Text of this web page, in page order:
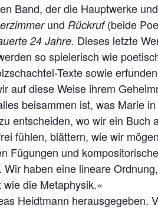
Band, der die Hauptwerke
und Rückruf(beide
24 Jahre. Dieses letzte
so spielerisch wie
Texte sowie
auf diese Weise ihrem
beisammen ist, was Marie
entscheiden, wo wir ein
fühlen, blättern, wie wir
Fügungen und
haben eine lineare
die Metaphysik.«
Heidtmann herausgegeben.